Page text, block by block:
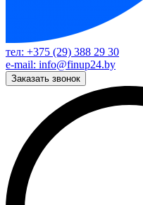
тел: +375 (29) 388 29 30
e-mail: info@finup24.by
Заказать звонок